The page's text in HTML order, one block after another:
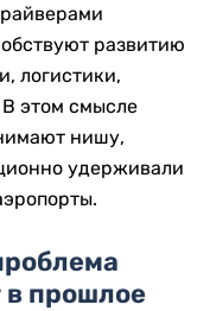
развитию
логистики,
В этом смысле
нишу,
удерживали
в прошлое